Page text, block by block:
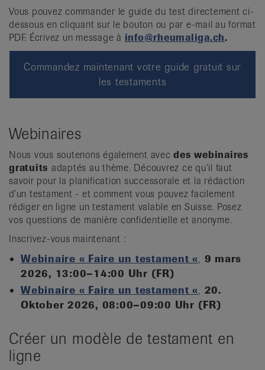
Vous pouvez commander le guide du test directement ci-
dessous en cliquant sur le bouton ou par e-mail au format
PDF. Écrivez un message à info@rheumaliga.ch.
Commandez maintenant votre guide gratuit sur
les testaments
Webinaires
Nous vous soutenons également avecdes webinaires
gratuits adaptés au thème. Découvrez ce qu’il faut
savoir pour la planification successorale et la rédaction
d’un testament - et comment vous pouvez facilement
rédiger en ligne un testament valable en Suisse. Posez
vos questions de manière confidentielle et anonyme.
Inscrivez-vous maintenant :
Webinaire « Faire un testament «, 9 mars
2026, 13:00–14:00 Uhr (FR)
Webinaire « Faire un testament «, 20.
Oktober 2026, 08:00–09:00 Uhr (FR)
Créer un modèle de testament en
ligne